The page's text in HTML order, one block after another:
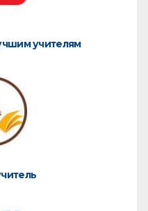
учителям